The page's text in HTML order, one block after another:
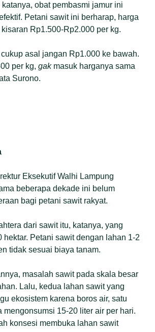
obat pembasmi jamur ini
Petani sawit ini berharap, harga
Rp1.500-Rp2.000 per kg.
cukup asal jangan Rp1.000 ke bawah.
per kg,gak masuk harganya sama
Surono.
Eksekutif Walhi Lampung
beberapa dekade ini belum
bagi petani sawit rakyat.
dari sawit itu, katanya, yang
hektar. Petani sawit dengan lahan 1-2
tidak sesuai biaya tanam.
masalah sawit pada skala besar
Lalu, kedua lahan sawit yang
ekosistem karena boros air, satu
mengonsumsi 15-20 liter air per hari.
konsesi membuka lahan sawit